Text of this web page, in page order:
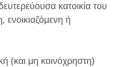
κατοικία του
ενοικιαζόμενη ή
(και μη κοινόχρηστη)